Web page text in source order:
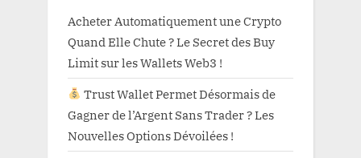
Acheter Automatiquement une Crypto
Quand Elle Chute ? Le Secret des Buy
Limit sur les Wallets Web3 !
Trust Wallet Permet Désormais de
Gagner de l’Argent Sans Trader ? Les
Nouvelles Options Dévoilées !